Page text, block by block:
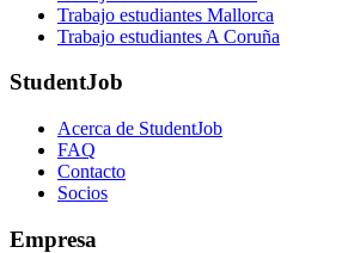
Trabajo estudiantes Mallorca
Trabajo estudiantes A Coruña
StudentJob
Acerca de StudentJob
FAQ
Contacto
Socios
Empresa